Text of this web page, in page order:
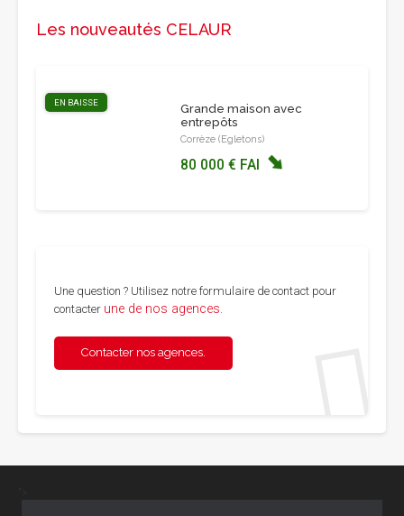
Les nouveautés CELAUR
EN BAISSE
Grande maison avec
entrepôts
Corrèze (Egletons)
80 000 € FAI
Une question ? Utilisez notre formulaire de contact pour
contacter une de nos agences
Contacter nos agences.